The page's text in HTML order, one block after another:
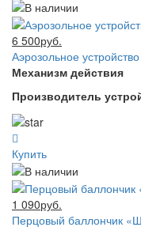
6 500руб.
Аэрозольное
Механизм действия
Производитель
Купить
1 090руб.
Перцовый баллончик